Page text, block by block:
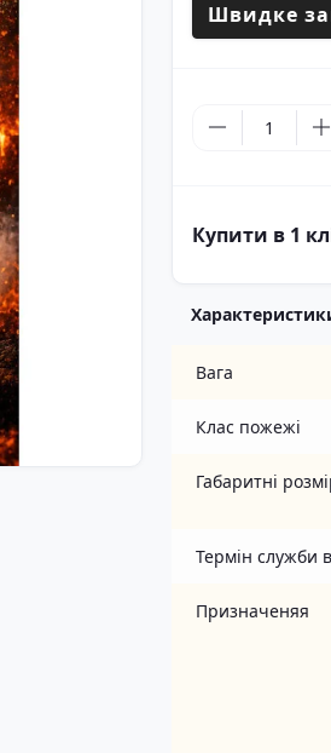
Швидке
Купити в 1
Вага
Клас пожежі
Габаритні
Термін служби
Призначеняя